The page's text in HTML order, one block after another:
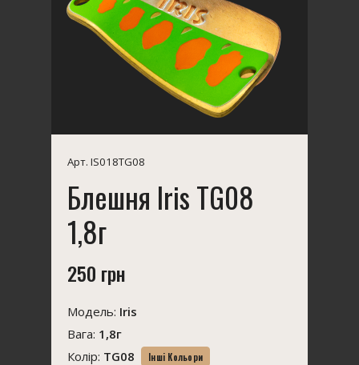
Арт. IS018TG08
Блешня Iris TG08
1,8г
250 грн
Модель: Iris
Вага: 1,8г
Колір: TG08 Інші Кольори